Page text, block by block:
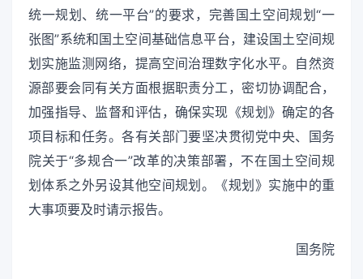
统一规划、统一平台”的要求，完善国土空间规划“一
张图”系统和国土空间基础信息平台，建设国土空间规
划实施监测网络，提高空间治理数字化水平。自然资
源部要会同有关方面根据职责分工，密切协调配合，
加强指导、监督和评估，确保实现《规划》确定的各
项目标和任务。各有关部门要坚决贯彻党中央、国务
院关于“多规合一”改革的决策部署，不在国土空间规
划体系之外另设其他空间规划。《规划》实施中的重
大事项要及时请示报告。
国务院